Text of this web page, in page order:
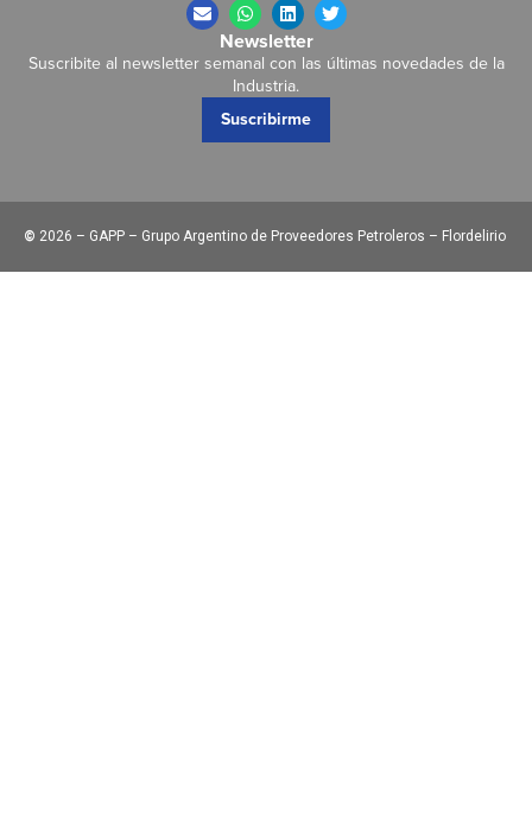
Newsletter
Suscribite al newsletter semanal con las últimas novedades de la
Industria.
Suscribirme
© 2026 – GAPP – Grupo Argentino de Proveedores Petroleros – Flordelirio